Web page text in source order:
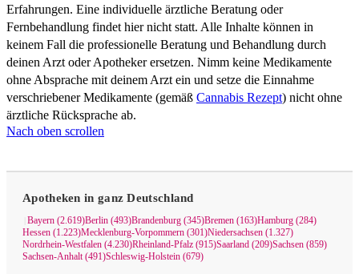
Erfahrungen. Eine individuelle ärztliche Beratung oder
Fernbehandlung findet hier nicht statt. Alle Inhalte können in
keinem Fall die professionelle Beratung und Behandlung durch
deinen Arzt oder Apotheker ersetzen. Nimm keine Medikamente
ohne Absprache mit deinem Arzt ein und setze die Einnahme
verschriebener Medikamente (gemäß Cannabis Rezept) nicht ohne
ärztliche Rücksprache ab.
Nach oben scrollen
Apotheken in ganz Deutschland
Bayern (2.619)Berlin (493)Brandenburg (345)Bremen (163)Hamburg (284)
Hessen (1.223)Mecklenburg-Vorpommern (301)Niedersachsen (1.327)
Nordrhein-Westfalen (4.230)Rheinland-Pfalz (915)Saarland (209)Sachsen (859)
Sachsen-Anhalt (491)Schleswig-Holstein (679)